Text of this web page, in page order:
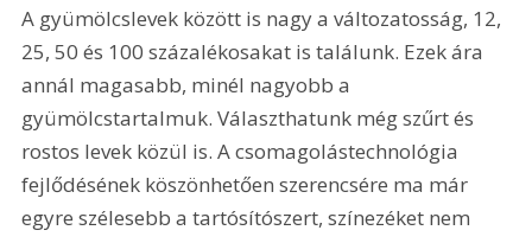
A gyümölcslevek között is nagy a változatosság, 12,
25, 50 és 100 százalékosakat is találunk. Ezek ára
annál magasabb, minél nagyobb a
gyümölcstartalmuk. Választhatunk még szűrt és
rostos levek közül is. A csomagolástechnológia
fejlődésének köszönhetően szerencsére ma már
egyre szélesebb a tartósítószert, színezéket nem